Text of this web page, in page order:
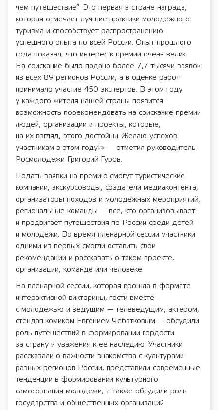
чем путешествие“. Это первая в стране награда,
которая отмечает лучшие практики молодежного
туризма и способствует распространению
успешного опыта по всей России. Опыт прошлого
года показал, что интерес к премии очень велик.
На соискание было подано более 7,7 тысячи заявок
из всех 89 регионов России, а в оценке работ
принимало участие 450 экспертов. В этом году
у каждого жителя нашей страны появится
возможность порекомендовать на соискание премии
людей, организации и проекты, которые,
на их взгляд, этого достойны. Желаю успехов
участникам в этом году!» — отметил руководитель
Росмолодёжи Григорий Гуров.
Подать заявки на премию смогут туристические
компании, экскурсоводы, создатели медиаконтента,
организаторы походов и молодёжных мероприятий,
региональные команды — все, кто организовывает
и продвигает путешествия по России среди детей
и молодёжи. Во время пленарной сессии участники
одними из первых смогли оставить свои
рекомендации и рассказать о таком проекте,
организации, команде или человеке.
На пленарной сессии, которая прошла в формате
интерактивной викторины, гости вместе
с молодёжью и ведущим — телеведущим, актером,
стендап-комиком Евгением Чебатковым — обсудили
роль путешествий в формировании гордости
за страну и уважения к её наследию. Участники
рассказали о важности знакомства с культурами
разных регионов России, представили современные
тенденции в формировании культурного
самосознания молодёжи, а также обсудили роль
государства и общественных организаций